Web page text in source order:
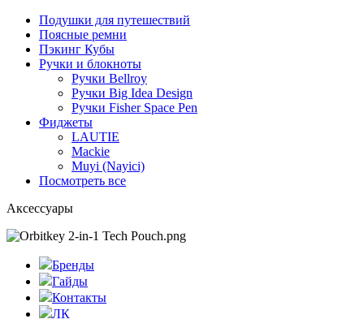
Подушки для путешествий
Поясные ремни
Пэкинг Кубы
Ручки и блокноты
Ручки Bellroy
Ручки Big Idea Design
Ручки Fisher Space Pen
Фиджеты
LAUTIE
Mackie
Muyi (Nayici)
Посмотреть все
Аксессуары
Бренды
Гайды
Контакты
ЛК